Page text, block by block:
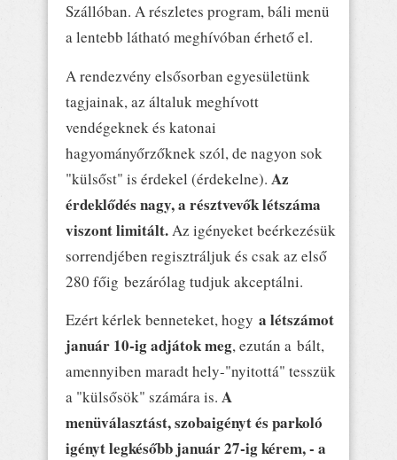
Szállóban. A részletes program, báli menü
a lentebb látható meghívóban érhető el.
A rendezvény elsősorban egyesületünk
tagjainak, az általuk meghívott
vendégeknek és katonai
hagyományőrzőknek szól, de nagyon sok
"külsőst" is érdekel (érdekelne). Az
érdeklődés nagy, a résztvevők létszáma
viszont limitált. Az igényeket beérkezésük
sorrendjében regisztráljuk és csak az első
280 főig bezárólag tudjuk akceptálni.
Ezért kérlek benneteket, hogy a létszámot
január 10-ig adjátok meg, ezután a bált,
amennyiben maradt hely-"nyitottá" tesszük
a "külsősök" számára is. A
menüválasztást, szobaigényt és parkoló
igényt legkésőbb január 27-igkérem, - a